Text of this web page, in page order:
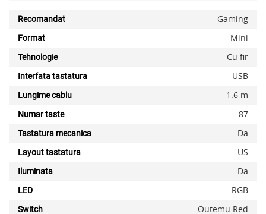
Recomandat Gaming
Format Mini
Tehnologie Cu fir
Interfata tastatura USB
Lungime cablu 1.6 m
Numar taste 87
Tastatura mecanica Da
Layout tastatura US
Iluminata Da
LED RGB
Switch Outemu Red